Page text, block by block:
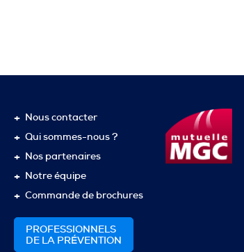
Nous contacter
Qui sommes-nous ?
Nos partenaires
Notre équipe
Commande de brochures
PROFESSIONNELS
DE LA PRÉVENTION